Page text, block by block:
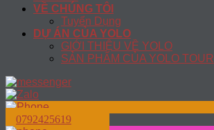
VỀ CHÚNG TÔI
Tuyển Dụng
DỰ ÁN CỦA YOLO
GIỚI THIỆU VỀ YOLO
SẢN PHẨM CỦA YOLO TOUR
0792425619